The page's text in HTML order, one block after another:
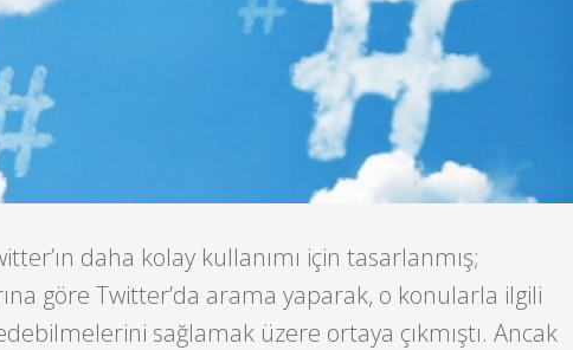
daha kolay kullanımı için tasarlanmış;
göre Twitter’da arama yaparak, o konularla ilgili
sağlamak üzere ortaya çıkmıştı. Ancak